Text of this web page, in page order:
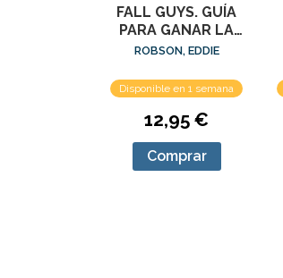
FALL GUYS. GUÍA
PARA GANAR LA
CORONA
ROBSON, EDDIE
Disponible en 1 semana
12,95 €
Comprar